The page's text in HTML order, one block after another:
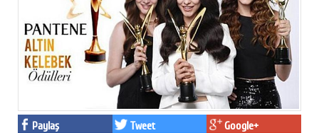
Medya
Politika
Dünya
Bilim
Paylaş Tweet Google+